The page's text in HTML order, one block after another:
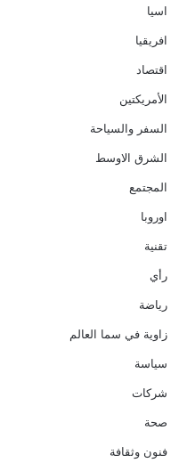
اسيا
افريقيا
اقتصاد
الأمريكتين
السفر والسياحة
الشرق الاوسط
المجتمع
اوروبا
تقنية
رأي
رياضة
زاوية في سما العالم
سياسة
شركات
صحة
فنون وثقافة